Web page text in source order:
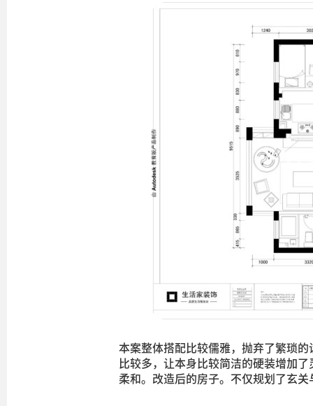
本案整体搭配比较儒雅，抛弃了繁琐
比较多，让本身比较简洁的硬装增加
柔和。改造后的房子。不仅规划了玄